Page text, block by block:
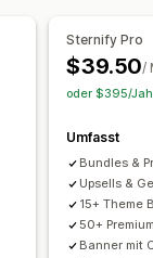
Mobilgeräte
Sternify Pro
$39.50/
oder $395/
Umfasst
Bundles &
Upsells &
15+ Theme
50+
Banner mit